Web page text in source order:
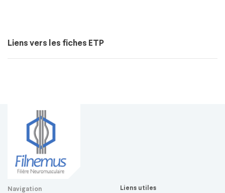
Liens vers les fiches ETP
Navigation Liens utiles